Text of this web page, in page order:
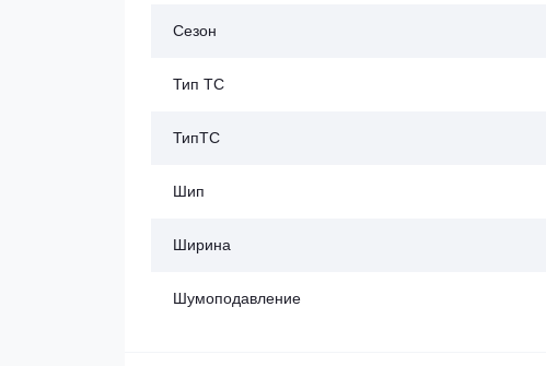
Сезон
Тип ТС
ТипТС
Шип
Ширина
Шумоподавление